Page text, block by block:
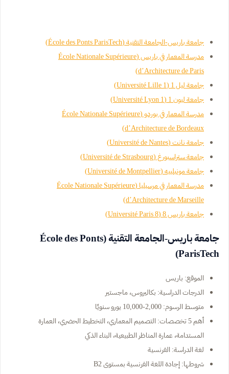
جامعة باريس-الجامعة التقنية (École des Ponts ParisTech)
مدرسة المعمار في باريس (École Nationale Supérieure
d’Architecture de Paris)
جامعة ليل 1 (Université Lille 1)
جامعة ليون 1 (Université Lyon 1)
مدرسة المعمار في بوردو (École Nationale Supérieure
d’Architecture de Bordeaux)
جامعة نانت (Université de Nantes)
جامعة ستراسبورغ (Université de Strasbourg)
جامعة مونبلييه (Université de Montpellier)
مدرسة المعمار في مرسيليا (École Nationale Supérieure
d’Architecture de Marseille)
جامعة باريس 8 (Université Paris 8)
جامعة باريس-الجامعة التقنية (École des Ponts
ParisTech)
الموقع: باريس
الدرجات الدراسية: بكاليروس، ماجستير
متوسط الرسوم: 2,000-10,000 يورو سنويًا
أهم 5 تخصصات: التصميم المعماري، التخطيط الحضري، العمارة
المستدامة، عمارة المناظر الطبيعية، البناء الذكي
لغة الدراسة: الفرنسية
شروطها: إجادة اللغة الفرنسية بمستوى B2